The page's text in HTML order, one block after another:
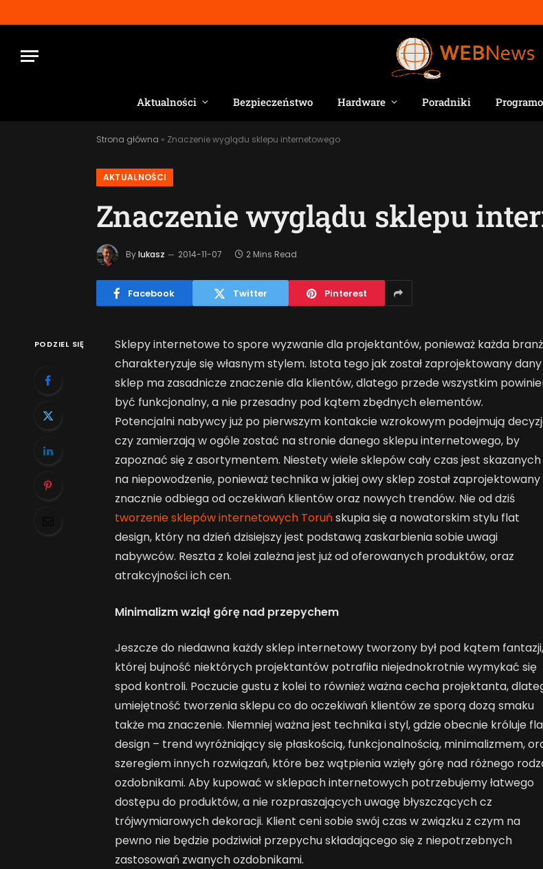
Aktualności Bezpieczeństwo Hardware Poradniki
Strona główna » Znaczenie wyglądu sklepu internetowego
AKTUALNOŚCI
Znaczenie wyglądu sklepu
By lukasz 2014-11-07 2 Mins Read
Facebook Twitter Pinterest
PODZIEL SIĘ
Sklepy internetowe to spore wyzwanie dla projektantów, ponieważ każda
charakteryzuje się własnym stylem. Istota tego jak został zaprojektowany dany
sklep ma zasadnicze znaczenie dla klientów, dlatego przede wszystkim
być funkcjonalny, a nie przesadny pod kątem zbędnych elementów.
Potencjalni nabywcy już po pierwszym kontakcie wzrokowym podejmują
czy zamierzają w ogóle zostać na stronie danego sklepu internetowego, by
zapoznać się z asortymentem. Niestety wiele sklepów cały czas jest skazanych
na niepowodzenie, ponieważ technika w jakiej owy sklep został zaprojektowany
znacznie odbiega od oczekiwań klientów oraz nowych trendów. Nie od dziś
tworzenie sklepów internetowych Toruń skupia się a nowatorskim stylu flat
design, który na dzień dzisiejszy jest podstawą zaskarbienia sobie uwagi
nabywców. Reszta z kolei zależna jest już od oferowanych produktów, oraz
atrakcyjności ich cen.
Minimalizm wziął górę nad przepychem
Jeszcze do niedawna każdy sklep internetowy tworzony był pod kątem fantazji,
której bujność niektórych projektantów potrafiła niejednokrotnie wymykać się
spod kontroli. Poczucie gustu z kolei to również ważna cecha projektanta,
umiejętność tworzenia sklepu co do oczekiwań klientów ze sporą dozą smaku
także ma znaczenie. Niemniej ważna jest technika i styl, gdzie obecnie króluje
design – trend wyróżniający się płaskością, funkcjonalnością, minimalizmem,
szeregiem innych rozwiązań, które bez wątpienia wzięły górę nad różnego
ozdobnikami. Aby kupować w sklepach internetowych potrzebujemy łatwego
dostępu do produktów, a nie rozpraszających uwagę błyszczących cz
trójwymiarowych dekoracji. Klient ceni sobie swój czas w związku z czym na
pewno nie będzie podziwiał przepychu składającego się z niepotrzebnych
zastosowań zwanych ozdobnikami.
Jak AI zmienia e-
2026-04-27